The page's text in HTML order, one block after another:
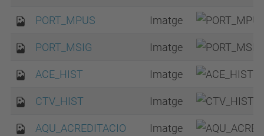
PORT_MPUS Imatge
PORT_MSIG Imatge
ACE_HIST Imatge
CTV_HIST Imatge
AQU_ACREDITACIO Imatge